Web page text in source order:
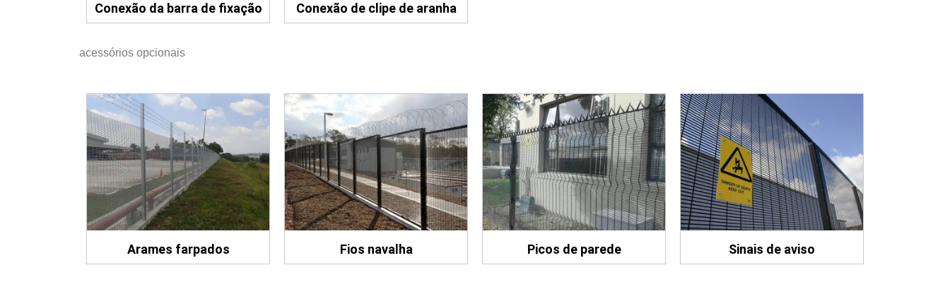
Conexão da barra de fixação Conexão de clipe de aranha
acessórios opcionais
Arames farpados Fios navalha Picos de parede Sinais de aviso